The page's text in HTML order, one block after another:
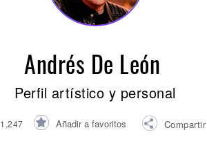
Andrés De León
Perfil artístico y personal
1,247 Añadir a favoritos Compartir